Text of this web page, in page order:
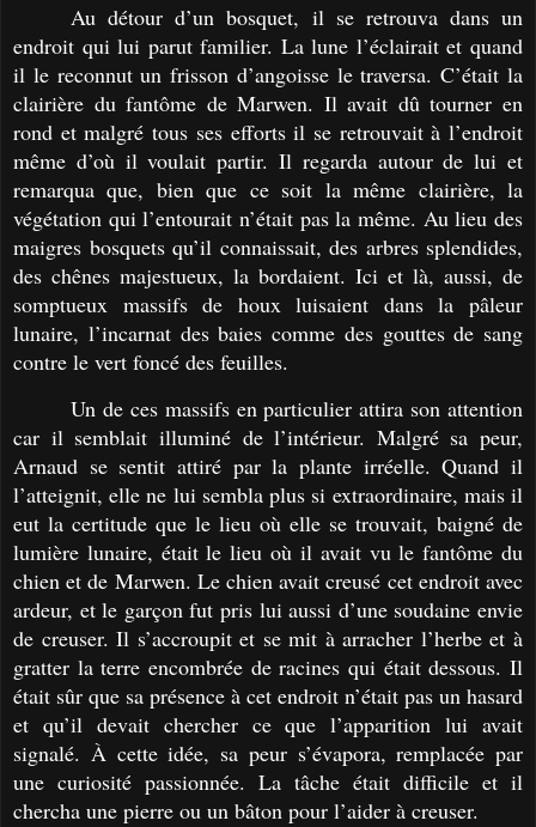
Au détour d’un bosquet, il se retrouva dans un
endroit qui lui parut familier. La lune l’éclairait et quand
il le reconnut un frisson d’angoisse le traversa. C’était la
clairière du fantôme de Marwen. Il avait dû tourner en
rond et malgré tous ses efforts il se retrouvait à l’endroit
même d’où il voulait partir. Il regarda autour de lui et
remarqua que, bien que ce soit la même clairière, la
végétation qui l’entourait n’était pas la même. Au lieu des
maigres bosquets qu’il connaissait, des arbres splendides,
des chênes majestueux, la bordaient. Ici et là, aussi, de
somptueux massifs de houx luisaient dans la pâleur
lunaire, l’incarnat des baies comme des gouttes de sang
contre le vert foncé des feuilles.
Un de ces massifs en particulier attira son attention
car il semblait illuminé de l’intérieur. Malgré sa peur,
Arnaud se sentit attiré par la plante irréelle. Quand il
l’atteignit, elle ne lui sembla plus si extraordinaire, mais il
eut la certitude que le lieu où elle se trouvait, baigné de
lumière lunaire, était le lieu où il avait vu le fantôme du
chien et de Marwen. Le chien avait creusé cet endroit avec
ardeur, et le garçon fut pris lui aussi d’une soudaine envie
de creuser. Il s’accroupit et se mit à arracher l’herbe et à
gratter la terre encombrée de racines qui était dessous. Il
était sûr que sa présence à cet endroit n’était pas un hasard
et qu’il devait chercher ce que l’apparition lui avait
signalé. À cette idée, sa peur s’évapora, remplacée par
une curiosité passionnée. La tâche était difficile et il
chercha une pierre ou un bâton pour l’aider à creuser.